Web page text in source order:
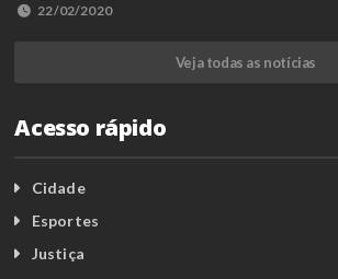
22/02/2020
Veja todas as notícias
Acesso rápido
Cidade
Esportes
Justiça